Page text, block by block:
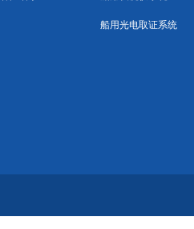
船用光电取证系统